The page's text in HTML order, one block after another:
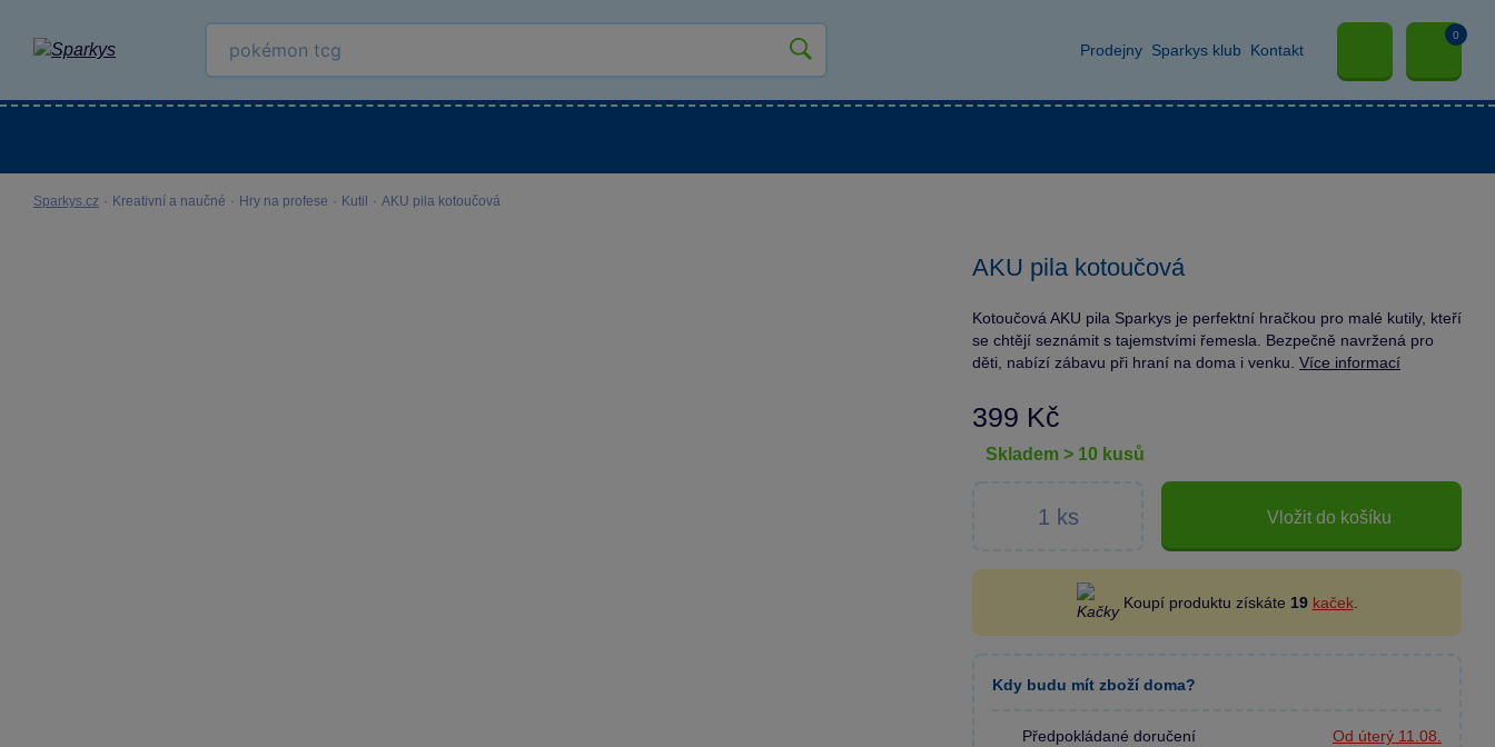
Prodejny Sparkys klub Kontakt
0
Sparkys.cz · Kreativní a naučné · Hry na profese · Kutil · AKU pila kotoučová
AKU pila kotoučová
Kotoučová AKU pila Sparkys je perfektní hračkou pro malé kutily, kteří
se chtějí seznámit s tajemstvími řemesla. Bezpečně navržená pro
děti, nabízí zábavu při hraní na doma i venku. Více informací
399 Kč
skladem > 10 kusů
Vložit do košíku
Koupí produktu získáte 19 kaček.
Kdy budu mít zboží doma?
Předpokládané doručení Od úterý 11.08.